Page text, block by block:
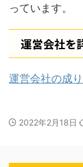
っています。
運営会社を
運営会社の成
2022年2月18日